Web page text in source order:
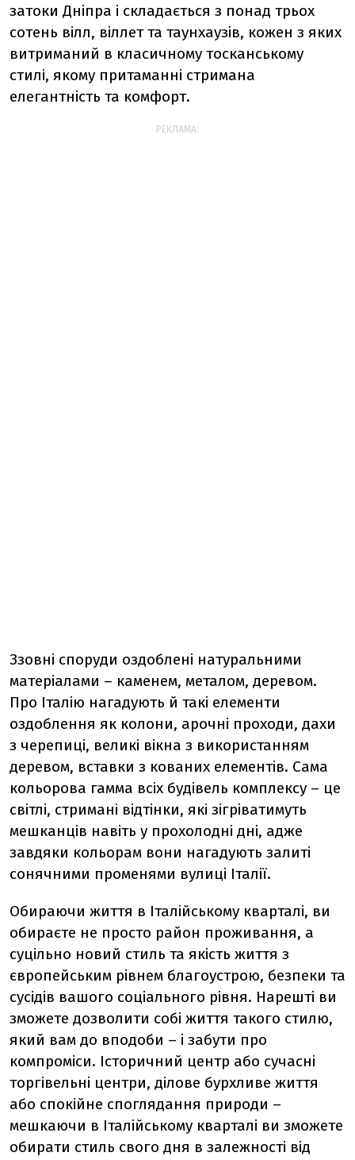
затоки Дніпра і складається з понад трьох
сотень вілл, віллет та таунхаузів, кожен з яких
витриманий в класичному тосканському
стилі, якому притаманні стримана
елегантність та комфорт.
РЕКЛАМА:
Ззовні споруди оздоблені натуральними
матеріалами – каменем, металом, деревом.
Про Італію нагадують й такі елементи
оздоблення як колони, арочні проходи, дахи
з черепиці, великі вікна з використанням
деревом, вставки з кованих елементів. Сама
кольорова гамма всіх будівель комплексу – це
світлі, стримані відтінки, які зігріватимуть
мешканців навіть у прохолодні дні, адже
завдяки кольорам вони нагадують залиті
сонячними променями вулиці Італії.
Обираючи життя в Італійському кварталі, ви
обираєте не просто район проживання, а
суцільно новий стиль та якість життя з
європейським рівнем благоустрою, безпеки та
сусідів вашого соціального рівня. Нарешті ви
зможете дозволити собі життя такого стилю,
який вам до вподоби – і забути про
компроміси. Історичний центр або сучасні
торгівельні центри, ділове бурхливе життя
або спокійне споглядання природи –
мешкаючи в Італійському кварталі ви зможете
обирати стиль свого дня в залежності від